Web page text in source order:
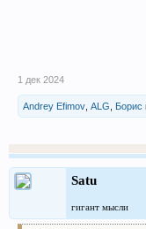
1 дек 2024
Andrey Efimov ALG Борис
Satu
гигант мысли